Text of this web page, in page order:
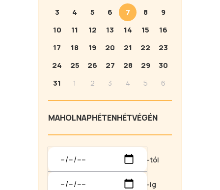
3
4 5 6 7 8
9
10
11 12 13 14 15
16
17
18 19 20 21 22
23
24
25 26 27 28 29
30
31
1 2 3 4 5 6
MAHOLNAPHÉTENHÉTVÉGÉN
-tól
-ig